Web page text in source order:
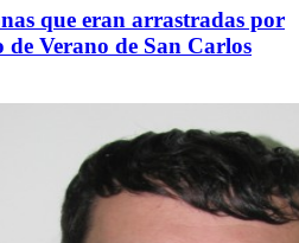
que eran arrastradas por
de Verano de San Carlos